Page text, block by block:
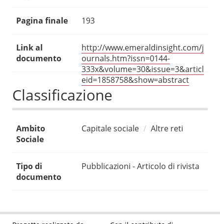
Pagina finale 193
Link al
documento
http://www.emeraldinsight.com/j
ournals.htm?issn=0144-
333x&volume=30&issue=3&articl
eid=1858758&show=abstract
Classificazione
Ambito
Sociale
Capitale sociale Altre reti
Tipo di
documento
Pubblicazioni - Articolo di rivista